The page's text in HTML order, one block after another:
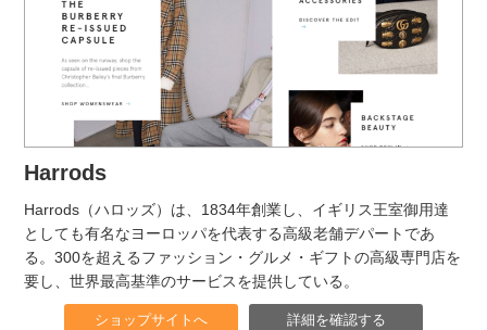
Harrods
Harrods（ハロッズ）は、1834年創業し、イギリス王室御用達
としても有名なヨーロッパを代表する高級老舗デパートであ
る。300を超えるファッション・グルメ・ギフトの高級専門店を
要し、世界最高基準のサービスを提供している。
ショップサイトへ 詳細を確認する